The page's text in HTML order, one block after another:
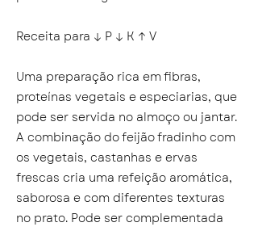
Receita para ↓ P ↓ K ↑ V
Uma preparação rica em fibras,
proteínas vegetais e especiarias, que
pode ser servida no almoço ou jantar.
A combinação do feijão fradinho com
os vegetais, castanhas e ervas
frescas cria uma refeição aromática,
saborosa e com diferentes texturas
no prato. Pode ser complementada